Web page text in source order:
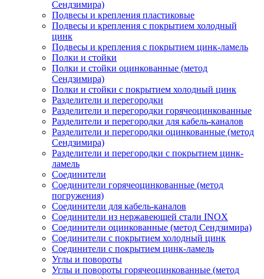
Сендзимира)
Подвесы и крепления пластиковые
Подвесы и крепления с покрытием холодный
цинк
Подвесы и крепления с покрытием цинк-ламель
Полки и стойки
Полки и стойки оцинкованные (метод
Сендзимира)
Полки и стойки с покрытием холодный цинк
Разделители и перегородки
Разделители и перегородки горячеоцинкованные
Разделители и перегородки для кабель-каналов
Разделители и перегородки оцинкованные (метод
Сендзимира)
Разделители и перегородки с покрытием цинк-
ламель
Соединители
Соединители горячеоцинкованные (метод
погружения)
Соединители для кабель-каналов
Соединители из нержавеющей стали INOX
Соединители оцинкованные (метод Сендзимира)
Соединители с покрытием холодный цинк
Соединители с покрытием цинк-ламель
Углы и повороты
Углы и повороты горячеоцинкованные (метод